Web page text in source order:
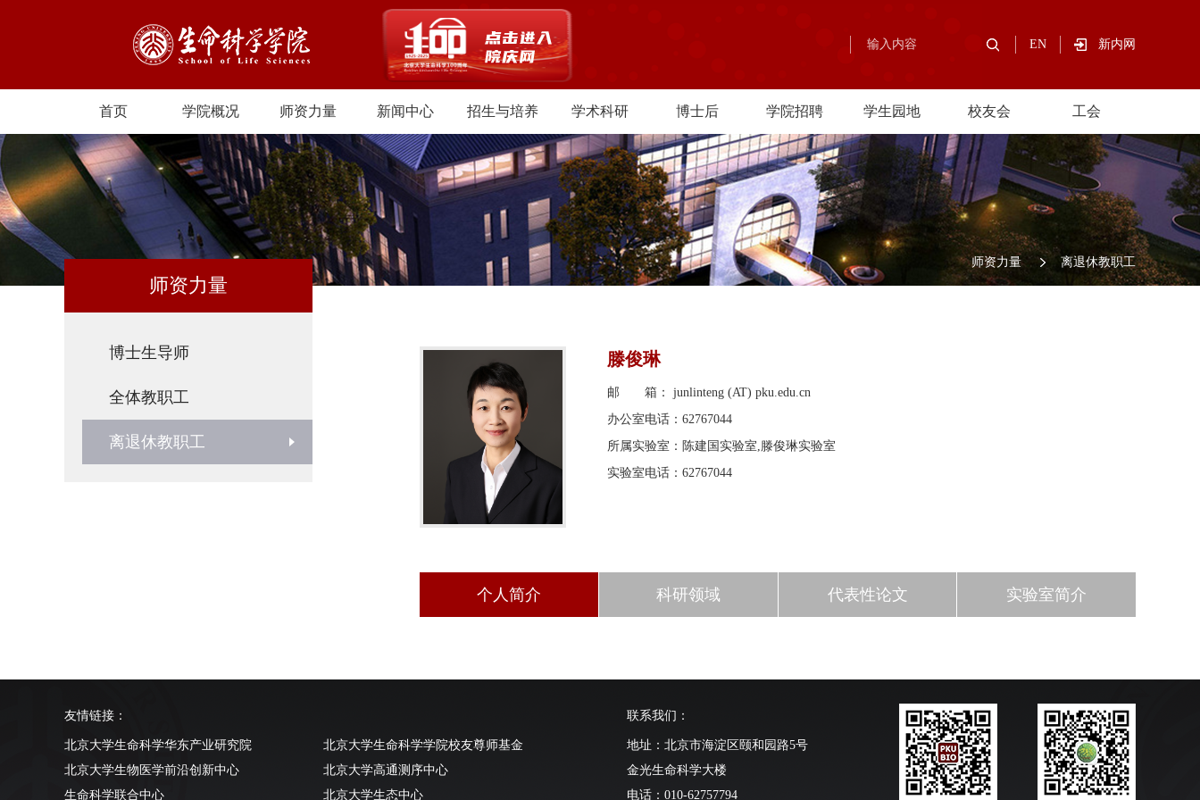
EN 新内网
首页 学院概况 师资力量 新闻中心 招生与培养 学术科研 博士后 学院招聘 学生园地 校友会 工会
师资力量 离退休教职工
师资力量
博士生导师
全体教职工
离退休教职工
滕俊琳
邮 箱： junlinteng (AT) pku.edu.cn
办公室电话：62767044
所属实验室：陈建国实验室,滕俊琳实验室
实验室电话：62767044
个人简介 科研领域 代表性论文 实验室简介
友情链接：
北京大学生命科学华东产业研究院
北京大学生命科学学院校友尊师基金
北京大学生物医学前沿创新中心
北京大学高通测序中心
生命科学联合中心
北京大学生态中心
联系我们：
地址：北京市海淀区颐和园路5号
金光生命科学大楼
电话：010-62757794